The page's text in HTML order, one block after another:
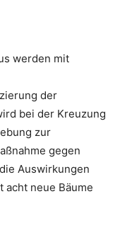
werden mit
der
bei der Kreuzung
zur
gegen
Auswirkungen
acht neue Bäume